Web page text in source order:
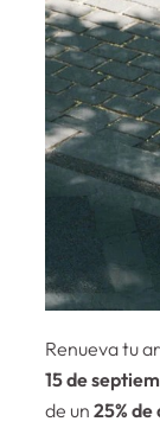
Renueva tu
15 de
de un 25%